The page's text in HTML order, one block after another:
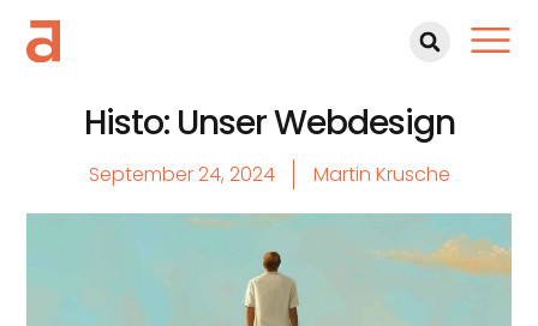
Histo: Unser Webdesign
September 24, 2024 Martin Krusche